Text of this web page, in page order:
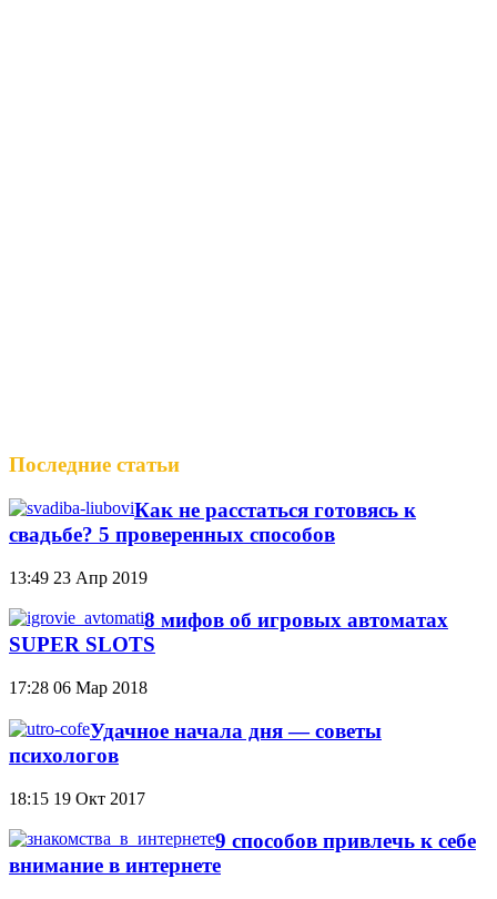
Последние статьи
Как не расстаться готовясь к
свадьбе? 5 проверенных способов
13:49 23 Апр 2019
8 мифов об игровых автоматах
SUPER SLOTS
17:28 06 Мар 2018
Удачное начала дня — советы
психологов
18:15 19 Окт 2017
9 способов привлечь к себе
внимание в интернете